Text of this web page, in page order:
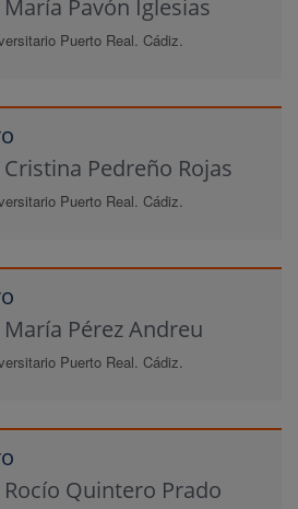
María Pavón Iglesias
Puerto Real. Cádiz.
Cristina Pedreño Rojas
Puerto Real. Cádiz.
María Pérez Andreu
Puerto Real. Cádiz.
Rocío Quintero Prado